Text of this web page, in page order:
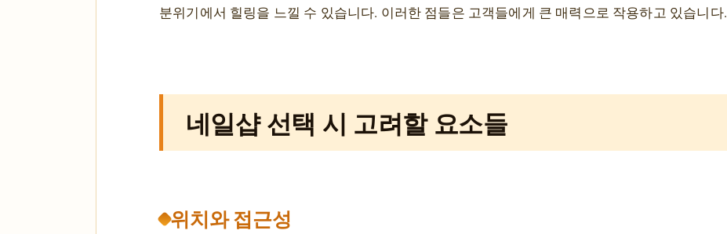
분위기에서 힐링을 느낄 수 있습니다. 이러한 점들은 고객들에게 큰 매력으로 작용하고 있습니다.
네일샵 선택 시 고려할 요소들
위치와 접근성